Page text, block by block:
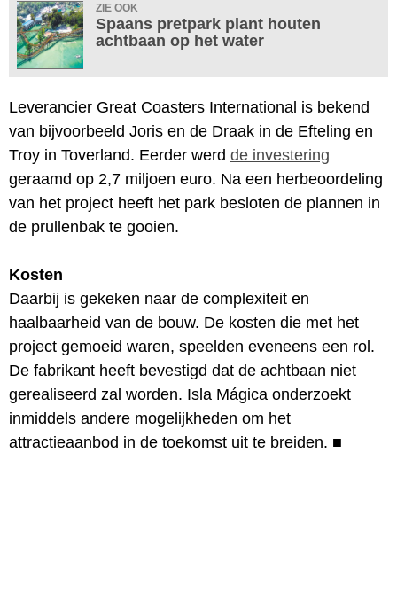
ZIE OOK
Spaans pretpark plant houten
achtbaan op het water
Leverancier Great Coasters International is bekend
van bijvoorbeeld Joris en de Draak in de Efteling en
Troy in Toverland. Eerder werd de investering
geraamd op 2,7 miljoen euro. Na een herbeoordeling
van het project heeft het park besloten de plannen in
de prullenbak te gooien.
Kosten
Daarbij is gekeken naar de complexiteit en
haalbaarheid van de bouw. De kosten die met het
project gemoeid waren, speelden eveneens een rol.
De fabrikant heeft bevestigd dat de achtbaan niet
gerealiseerd zal worden. Isla Mágica onderzoekt
inmiddels andere mogelijkheden om het
attractieaanbod in de toekomst uit te breiden. ■